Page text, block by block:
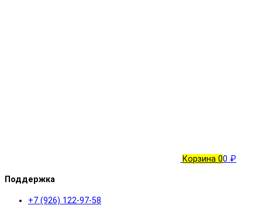
Корзина 00 ₽
Поддержка
+7 (926) 122-97-58